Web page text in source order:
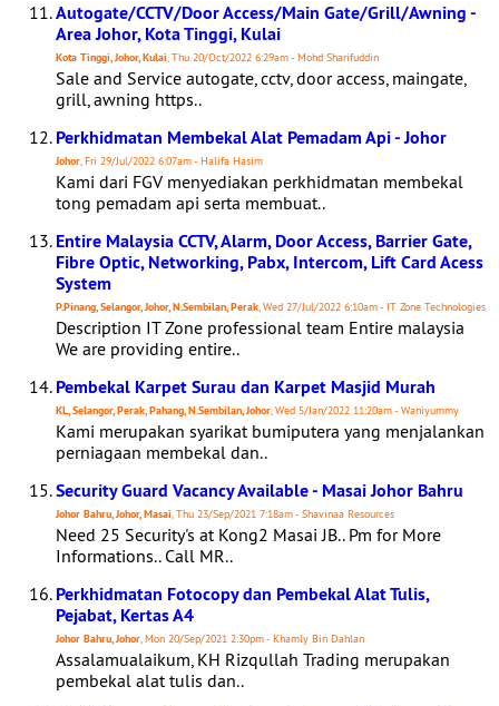
Autogate/CCTV/Door Access/Main Gate/Grill/Awning -
Area Johor, Kota Tinggi, Kulai
Kota Tinggi, Johor, Kulai, Thu 20/Oct/2022 6:29am - Mohd Sharifuddin
Sale and Service autogate, cctv, door access, maingate,
grill, awning https..
Perkhidmatan Membekal Alat Pemadam Api - Johor
Johor, Fri 29/Jul/2022 6:07am - Halifa Hasim
Kami dari FGV menyediakan perkhidmatan membekal
tong pemadam api serta membuat..
Entire Malaysia CCTV, Alarm, Door Access, Barrier Gate,
Fibre Optic, Networking, Pabx, Intercom, Lift Card Acess
System
P.Pinang, Selangor, Johor, N.Sembilan, Perak, Wed 27/Jul/2022 6:10am - IT Zone Technologies
Description IT Zone professional team Entire malaysia
We are providing entire..
Pembekal Karpet Surau dan Karpet Masjid Murah
KL, Selangor, Perak, Pahang, N.Sembilan, Johor, Wed 5/Jan/2022 11:20am - Waniyummy
Kami merupakan syarikat bumiputera yang menjalankan
perniagaan membekal dan..
Security Guard Vacancy Available - Masai Johor Bahru
Johor Bahru, Johor, Masai, Thu 23/Sep/2021 7:18am - Shavinaa Resources
Need 25 Security's at Kong2 Masai JB.. Pm for More
Informations.. Call MR..
Perkhidmatan Fotocopy dan Pembekal Alat Tulis,
Pejabat, Kertas A4
Johor Bahru, Johor, Mon 20/Sep/2021 2:30pm - Khamly Bin Dahlan
Assalamualaikum, KH Rizqullah Trading merupakan
pembekal alat tulis dan..